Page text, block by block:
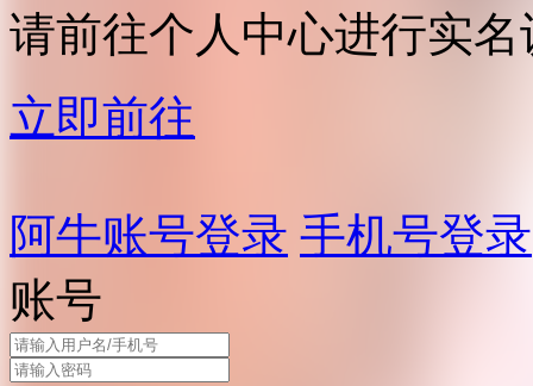
请前往个人中心进行实名
立即前往
阿牛账号登录 手机号登录
账号